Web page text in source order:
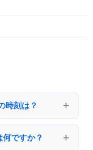
時刻は？
ですか？